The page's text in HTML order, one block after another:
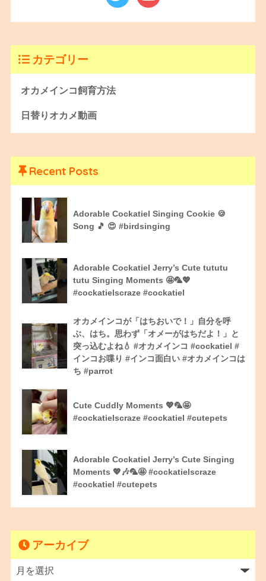
カテゴリー
オカメインコ飼育方法
日替りオカメ動画
Recent Posts
Adorable Cockatiel Singing Cookie 🍪
Song 🎵 😍 #birdsinging
Adorable Cockatiel Jerry’s Cute tututu
tutu Singing Moments 🤩🦜💖
#cockatielscraze #cockatiel
オカメインコが「はちおいで！」自分を呼
ぶ、はち。思わず「オメーがはちだよ！」と
突っ込むよね💧 #オカメインコ #cockatiel #
インコお喋り #インコ面白い #オカメインコは
ち #parrot
Cute Cuddly Moments 💖🦜🤩
#cockatielscraze #cockatiel #cutepets
Adorable Cockatiel Jerry’s Cute Singing
Moments 💖🎶🦜🤩 #cockatielscraze
#cockatiel #cutepets
アーカイブ